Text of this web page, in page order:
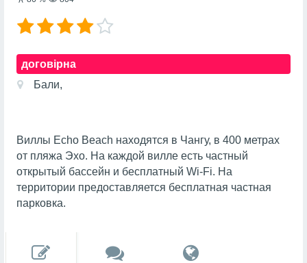
договірна
Бали,
Виллы Echo Beach находятся в Чангу, в 400 метрах
от пляжа Эхо. На каждой вилле есть частный
открытый бассейн и бесплатный Wi-Fi. На
территории предоставляется бесплатная частная
парковка.